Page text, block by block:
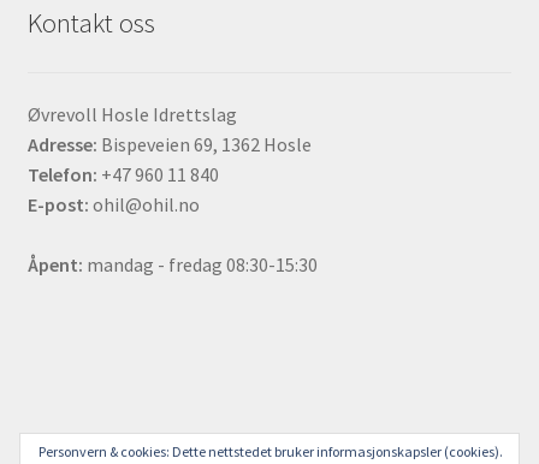
Kontakt oss
Øvrevoll Hosle Idrettslag
Adresse: Bispeveien 69, 1362 Hosle
Telefon: +47 960 11 840
E-post: ohil@ohil.no
Åpent: mandag - fredag 08:30-15:30
© ØHIL Sjappa 2023
Personvern & cookies: Dette nettstedet bruker informasjonskapsler (cookies).